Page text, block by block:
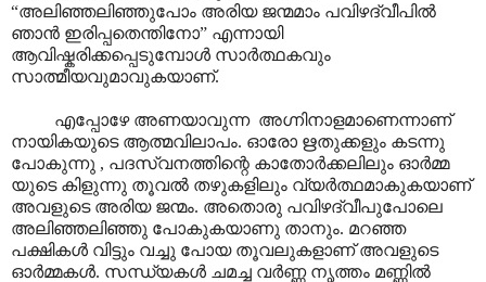
“അലിഞ്ഞലിഞ്ഞുപോം അരിയ ജന്മമാം പവിഴദ്വീപിൽ
ഞാൻ ഇരിപ്പതെന്തിനോ” എന്നായി
ആവിഷ്കരിക്കപ്പെടുമ്പോൾ സാർത്ഥകവും
സാത്മീയവുമാവുകയാണ്.
എപ്പോഴേ അണയാവുന്ന അഗ്നിനാളമാണെന്നാണ്
നായികയുടെ ആത്മവിലാപം. ഓരോ ഋതുക്കളും കടന്നു
പോകുന്നു , പദസ്വനത്തിന്റെ കാതോർക്കലിലും ഓർമ്മ
യുടെ കിളുന്നു തൂവൽ തഴുകളിലും വ്യർത്ഥമാകുകയാണ്
അവളുടെ അരിയ ജന്മം. അതൊരു പവിഴദ്വീപുപോലെ
അലിഞ്ഞലിഞ്ഞു പോകുകയാണു താനും. മറഞ്ഞ
പക്ഷികൾ വിട്ടും വച്ചു പോയ തൂവലുകളാണ് അവളുടെ
ഓർമ്മകൾ. സന്ധ്യകൾ ചമച്ച വർണ്ണ നൃത്തം മണ്ണിൽ